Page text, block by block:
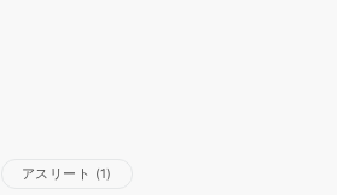
アスリート (1)